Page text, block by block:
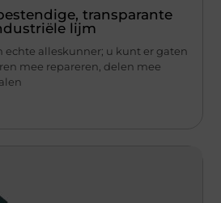
transparante
lijm
echte alleskunner; u kunt er gaten
mee repareren, delen mee